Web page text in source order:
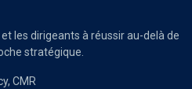
les dirigeants à réussir au-delà de
stratégique.
CMR